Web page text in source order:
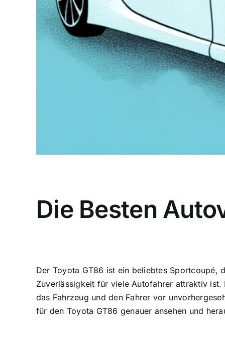
Die Besten
Der Toyota GT86 ist ein beliebtes Sportcoupé,
Zuverlässigkeit für viele Autofahrer attraktiv
das Fahrzeug und den Fahrer vor
für den Toyota GT86 genauer ansehen und